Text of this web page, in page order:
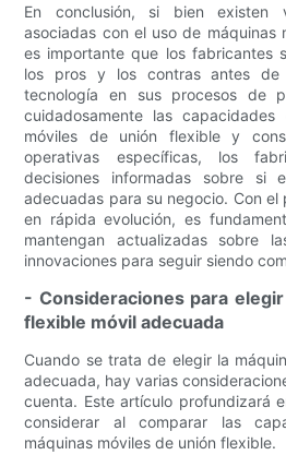
En conclusión, si bien existen
asociadas con el uso de máquinas
es importante que los fabricantes
los pros y los contras antes de
tecnología en sus procesos de
cuidadosamente las
móviles de unión flexible y
operativas específicas, los
decisiones informadas sobre si
adecuadas para su negocio. Con el
en rápida evolución, es
mantengan actualizadas sobre
innovaciones para seguir siendo
- Consideraciones para
flexible móvil adecuada
Cuando se trata de elegir la
adecuada, hay varias
cuenta. Este artículo profundizará
considerar al comparar las
máquinas móviles de unión flexible.